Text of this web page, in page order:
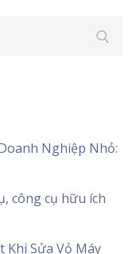
Nghiệp Nhỏ:
công cụ hữu ích
Khi Sửa Vỏ Máy